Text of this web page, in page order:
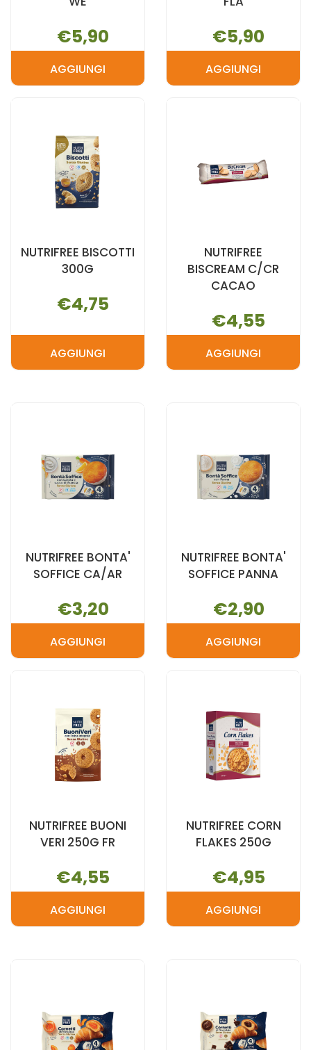
€5,90
AGGIUNGIAGGIUNGI NUTRIFREE
M
WE AL
CARRELLO
€5,90
AGGIUNGIAGGIUNGI
NUTRIFREE BISCOTTI
300G
€4,75
AGGIUNGIAGGIUNGI NUTRIFREE
NUTRIFREE
BISCREAM C/CR
CACAO
€4,55
AGGIUNGIAGGIUNGI
NUTRIFREE BONTA'
SOFFICE CA/AR
€3,20
AGGIUNGIAGGIUNGI NUTRIFREE
CA/AR AL
CARRELLO
NUTRIFREE BONTA'
SOFFICE PANNA
€2,90
AGGIUNGIAGGIUNGI
CARRELLO
NUTRIFREE BUONI
VERI 250G FR
€4,55
AGGIUNGIAGGIUNGI NUTRIFREE
CARRELLO
NUTRIFREE CORN
FLAKES 250G
€4,95
AGGIUNGIAGGIUNGI